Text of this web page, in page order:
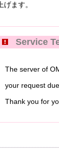
上げます。
Service
The server of
your request due
Thank you for